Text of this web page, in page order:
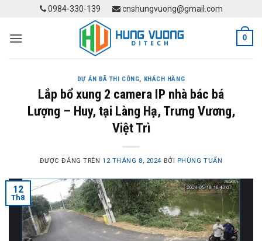
content
0984-330-139 cnshungvuong@gmail.com
0
DỰ ÁN ĐÃ THI CÔNG, KHÁCH HÀNG
Lắp bổ xung 2 camera IP nhà bác bá
Lượng – Huy, tại Làng Hạ, Trưng Vương,
Việt Trì
ĐƯỢC ĐĂNG TRÊN 12 THÁNG 8, 2024 BỞI PHÙNG TUẤN
12
Th8